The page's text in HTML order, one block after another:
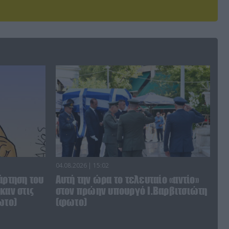
του
στις
04.08.2026 | 15:02
Αυτή την ώρα το τελευταίο «αντίο»
στον πρώην υπουργό Ι.Βαρβιτσιώτη
(φωτο)